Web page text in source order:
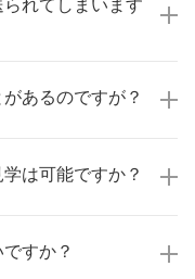
た職場を選ばれて
ありません！
いた上で、転職希
あるのですが？
など、どんな小さ
は可能ですか？
職場環境や働く人
ご判断いただけま
すか？